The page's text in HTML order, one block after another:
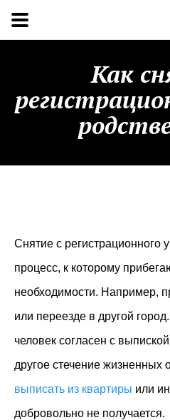
Как
Снятие с регистрационного
процесс, к которому
необходимости. Например,
или переезде в другой
человек согласен с
другое стечение жизненных
выписать из квартиры или
добровольно не получается.